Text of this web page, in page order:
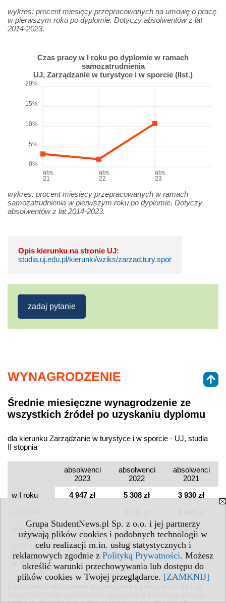
Grupa StudentNews.pl Sp. z o.o. i jej partnerzy
używają plików cookies i podobnych technologii w
celu realizacji m.in. usług statystycznych i
reklamowych zgodnie z Polityką Prywatności. Możesz
określić warunki przechowywania lub dostępu do
plików cookies w Twojej przeglądarce. [ZAMKNIJ]
wykres: procent miesięcy przepracowanych na umowę o pracę
w pierwszym roku po dyplomie. Dotyczy absolwentów z lat
2014-2023.
Czas pracy w I roku po dyplomie w ramach
samozatrudnienia
UJ, Zarządzanie w turystyce i w sporcie (IIst.)
abs.
21
abs.
22
abs.
23
0%
5%
10%
15%
20%
wykres: procent miesięcy przepracowanych w ramach
samozatrudnienia w pierwszym roku po dyplomie. Dotyczy
absolwentów z lat 2014-2023.
Opis kierunku na stronie UJ:
studia.uj.edu.pl/kierunki/wziks/zarzad.tury.spor
zadaj pytanie
WYNAGRODZENIE
Średnie miesięczne wynagrodzenie ze
wszystkich źródeł po uzyskaniu dyplomu
dla kierunku Zarządzanie w turystyce i w sporcie - UJ, studia
II stopnia
absolwenci
2023
absolwenci
2022
absolwenci
2021
w I roku
4 947 zł 5 308 zł
3 930 zł
w III roku
6 644 zł
w IV roku
w V roku